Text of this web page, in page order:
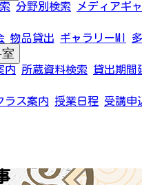
分野別検索 メディアギ
物品貸出 ギャラリーMI
内 所蔵資料検索 貸出期間
ラス案内 授業日程 受講申